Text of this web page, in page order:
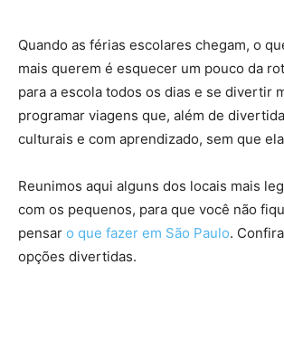
Quando as férias escolares chegam, o
mais querem é esquecer um pouco da
para a escola todos os dias e se divertir
programar viagens que, além de
culturais e com aprendizado, sem que
Reunimos aqui alguns dos locais mais
com os pequenos, para que você não
pensar o que fazer em São Paulo.
opções divertidas.